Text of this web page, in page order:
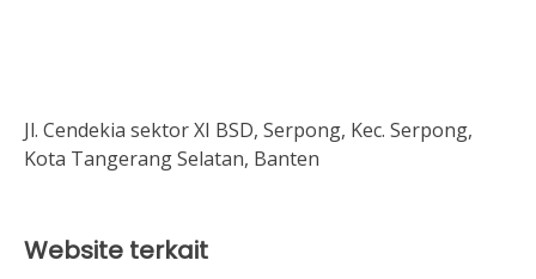
Jl. Cendekia sektor XI BSD, Serpong, Kec. Serpong,
Kota Tangerang Selatan, Banten
Website terkait